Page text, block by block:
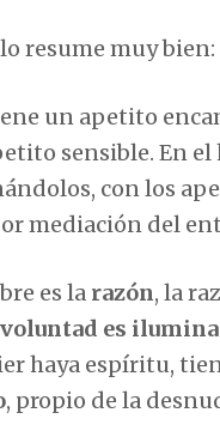
resume muy bien:
un apetito
sensible. En
con los
mediación del
es la razón, la
es
haya espíritu,
, propio de la